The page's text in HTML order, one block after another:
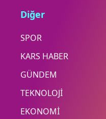
Diğer
SPOR
KARS HABER
GÜNDEM
TEKNOLOJİ
EKONOMİ